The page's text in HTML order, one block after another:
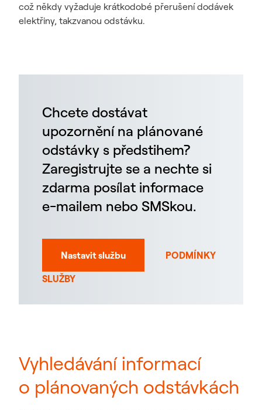
což někdy vyžaduje krátkodobé přerušení dodávek
elektřiny, takzvanou odstávku.
Chcete dostávat
upozornění na plánované
odstávky s předstihem?
Zaregistrujte se a nechte si
zdarma posílat informace
e-mailem nebo SMSkou.
Nastavit službu
PODMÍNKY
SLUŽBY
Vyhledávání informací
o plánovaných odstávkách